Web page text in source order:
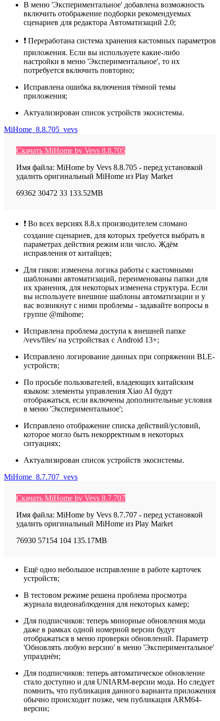
В меню 'Экспериментальное' добавлена возможность
включить отображение подборки рекомендуемых
сценариев для редактора Автоматизаций 2.0;
❗ Переработана система хранения кастомных параметров
приложения. Если вы используете какие-либо
настройки в меню 'Экспериментальное', то их
потребуется включить повторно;
Исправлена ошибка включения тёмной темы
приложения;
Актуализирован список устройств экосистемы.
MiHome_8.8.705_vevs
Скачать MiHome by Vevs 8.8.705
Имя файла: MiHome by Vevs 8.8.705 - перед установкой
удалить оригинальный MiHome из Play Market
69362 30472 33 133.52MB
❗ Во всех версиях 8.8.x производителем сломано
создание сценариев, для которых требуется выбрать в
параметрах действия режим или число. Ждём
исправления от китайцев;
Для гиков: изменена логика работы с кастомными
шаблонами автоматизаций, переименованы папки для
их хранения, для некоторых изменена структура. Если
вы используете внешние шаблоны автоматизации и у
вас возникнут с ними проблемы - задавайте вопросы в
группе @mihome;
Исправлена проблема доступа к внешней папке
/vevs/files/ на устройствах с Android 13+;
Исправлено логирование данных при сопряжении BLE-
устройств;
По просьбе пользователей, владеющих китайским
языком: элементы управления Xiao AI будут
отображаться, если включены дополнительные условия
в меню 'Экспериментальное';
Исправлено отображение списка действий/условий,
которое могло быть некорректным в некоторых
ситуациях;
Актуализирован список устройств экосистемы.
MiHome_8.7.707_vevs
Скачать MiHome by Vevs 8.7.707
Имя файла: MiHome by Vevs 8.7.707 - перед установкой
удалить оригинальный MiHome из Play Market
76930 57154 104 135.17MB
Ещё одно небольшое исправление в работе карточек
устройств;
В тестовом режиме решена проблема просмотра
журнала видеонаблюдения для некоторых камер;
Для подписчиков: теперь минорные обновления мода
даже в рамках одной номерной версии будут
отображаться в меню проверки обновлений. Параметр
'Обновлять любую версию' в меню 'Экспериментальное'
упразднён;
Для подписчиков: теперь автоматическое обновление
стало доступно и для UNIARM-версии мода. Но следует
помнить, что публикация данного варианта приложения
обычно происходит позже, чем публикация ARM64-
версии;